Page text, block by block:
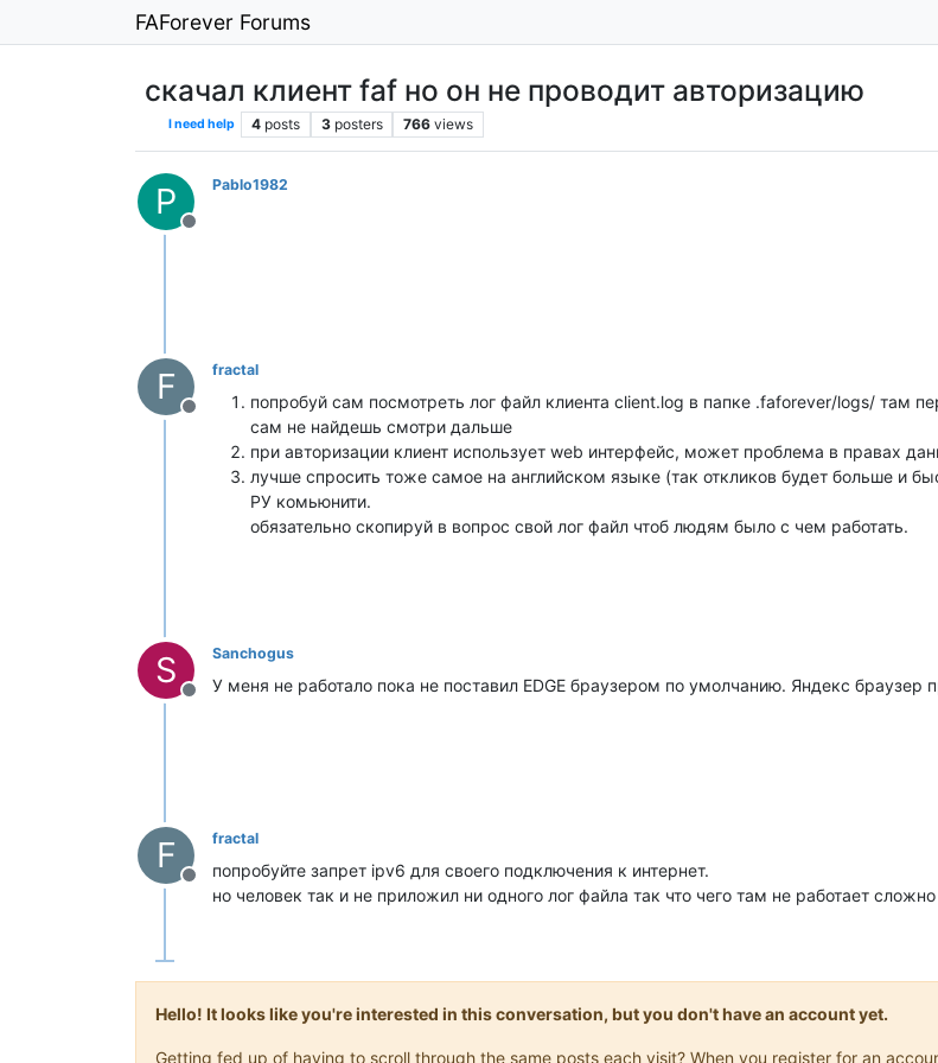
FAForever Forums
скачал клиент faf но он не проводит авторизацию
I need help 4 posts 3 posters 766 views
P
Offline
Pablo1982
F
Offline
fractal
попробуй сам посмотреть лог файл клиента client.log в папке .faforever/logs/ там
сам не найдешь смотри дальше
при авторизации клиент использует web интерфейс, может проблема в правах
лучше спросить тоже самое на английском языке (так откликов будет больше и
РУ комьюнити.
обязательно скопируй в вопрос свой лог файл чтоб людям было с чем работать.
S
Offline
Sanchogus
У меня не работало пока не поставил EDGE браузером по умолчанию. Яндекс браузер
F
Offline
fractal
попробуйте запрет ipv6 для своего подключения к интернет.
но человек так и не приложил ни одного лог файла так что чего там не работает
Hello! It looks like you're interested in this conversation, but you don't have an account yet.
Getting fed up of having to scroll through the same posts each visit? When you register for an